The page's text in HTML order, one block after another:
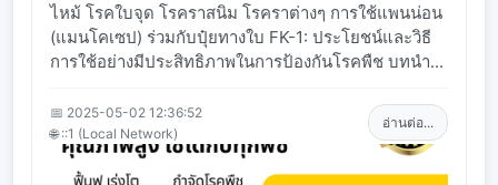
ไหม้ โรคใบจุด โรคราสนิม โรคราต่างๆ การใช้แพนน่อน
(แมนโคเซป) ร่วมกับปุ๋ยทางใบ FK-1: ประโยชน์และวิธี
การใช้อย่างมีประสิทธิภาพในการป้องกันโรคพืช บทนำ...
📅 2025-05-02 12:36:52
🌐 ::1 (Local Network)
อ่านต่อ...